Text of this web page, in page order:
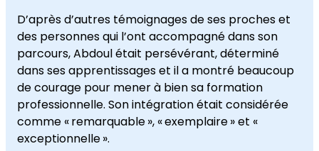
D’après d’autres témoignages de ses proches et
des personnes qui l’ont accompagné dans son
parcours, Abdoul était persévérant, déterminé
dans ses apprentissages et il a montré beaucoup
de courage pour mener à bien sa formation
professionnelle. Son intégration était considérée
comme « remarquable », « exemplaire » et «
exceptionnelle ».